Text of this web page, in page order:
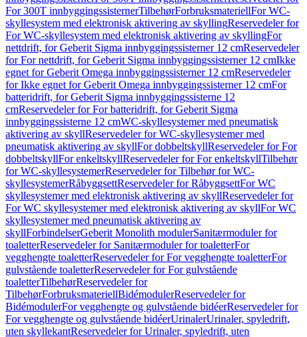
For 300T innbyggingssisternerTilbehørForbruksmateriellFor WC-
skyllesystem med elektronisk aktivering av skyllingReservedeler for
For WC-skyllesystem med elektronisk aktivering av skyllingFor
nettdrift, for Geberit Sigma innbyggingssisterner 12 cmReservedeler
for For nettdrift, for Geberit Sigma innbyggingssisterner 12 cmIkke
egnet for Geberit Omega innbyggingssisterner 12 cmReservedeler
for Ikke egnet for Geberit Omega innbyggingssisterner 12 cmFor
batteridrift, for Geberit Sigma innbyggingssisterne 12
cmReservedeler for For batteridrift, for Geberit Sigma
innbyggingssisterne 12 cmWC-skyllesystemer med pneumatisk
aktivering av skyllReservedeler for WC-skyllesystemer med
pneumatisk aktivering av skyllFor dobbeltskyllReservedeler for For
dobbeltskyllFor enkeltskyllReservedeler for For enkeltskyllTilbehør
for WC-skyllesystemerReservedeler for Tilbehør for WC-
skyllesystemerRåbyggsettReservedeler for RåbyggsettFor WC
skyllesystemer med elektronisk aktivering av skyllReservedeler for
For WC skyllesystemer med elektronisk aktivering av skyllFor WC
skyllesystemer med pneumatisk aktivering av
skyllForbindelserGeberit Monolith modulerSanitærmoduler for
toaletterReservedeler for Sanitærmoduler for toaletterFor
vegghengte toaletterReservedeler for For vegghengte toaletterFor
gulvstående toaletterReservedeler for For gulvstående
toaletterTilbehørReservedeler for
TilbehørForbruksmateriellBidémodulerReservedeler for
BidémodulerFor vegghengte og gulvstående bidéerReservedeler for
For vegghengte og gulvstående bidéerUrinalerUrinaler, spyledrift,
uten skyllekantReservedeler for Urinaler, spyledrift, uten